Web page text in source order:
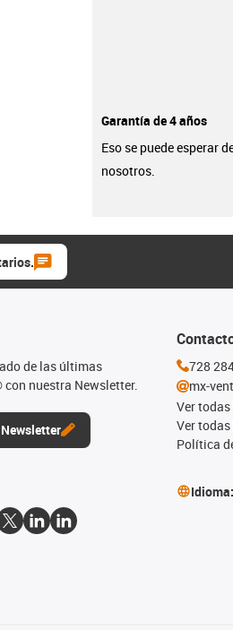
Garantía de 4 años
Eso se puede esperar
nosotros.
de las últimas
nuestra Newsletter.
728
mx-
Ver
Ver
Política
Idioma: